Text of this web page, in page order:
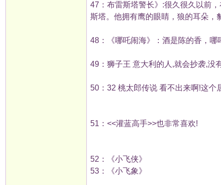
47：布雷斯塔警长》:很久很久以前
斯塔。他拥有鹰的眼睛，狼的耳朵
48：《哪吒闹海》：酒是陈的香，哪
49：狮子王 意大利的人,就会抄袭,没
50：32 桃太郎传说 看不出来啊!这个
51：<<灌蓝高手>>也非常喜欢!
52：《小飞侠》
53：《小飞象》